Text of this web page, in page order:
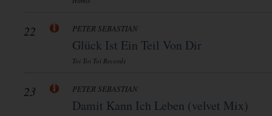
22 PETER SEBASTIAN
Glück Ist Ein Teil Von Dir
Toi Toi Toi Records
23 PETER SEBASTIAN
Damit Kann Ich Leben (velvet Mix)